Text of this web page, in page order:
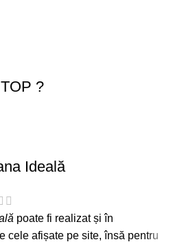
?
Ideală
poate fi realizat și în
cele afișate pe site, însă pentru